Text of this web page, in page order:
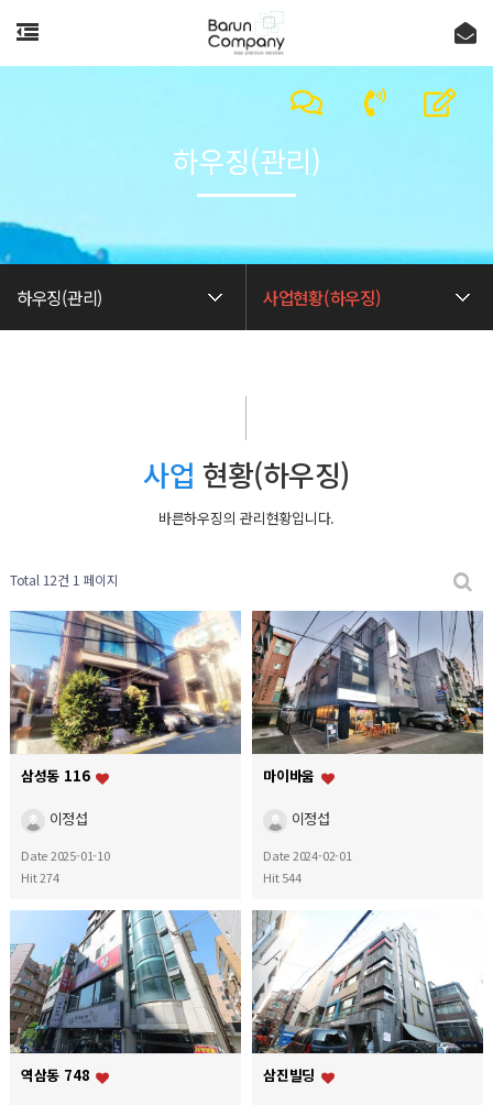
하우징(관리) 사업현황(하우징)
하우징(관리)
사업 현황(하우징)
바른하우징의 관리현황입니다.
Total 12건 1 페이지
삼성동 116
이정섭
Date 2025-01-10
Hit 274
마이바움
이정섭
Date 2024-02-01
Hit 544
역삼동 748 삼진빌딩